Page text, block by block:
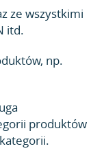
ze wszystkimi
itd.
np.
produktów